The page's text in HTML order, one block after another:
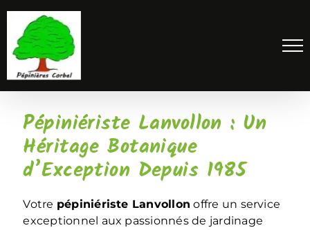
contenu
Pépiniériste Lanvollon : Un
Héritage Botanique
d’Exception Depuis 1985
Votre pépiniériste Lanvollon offre un service
exceptionnel aux passionnés de jardinage